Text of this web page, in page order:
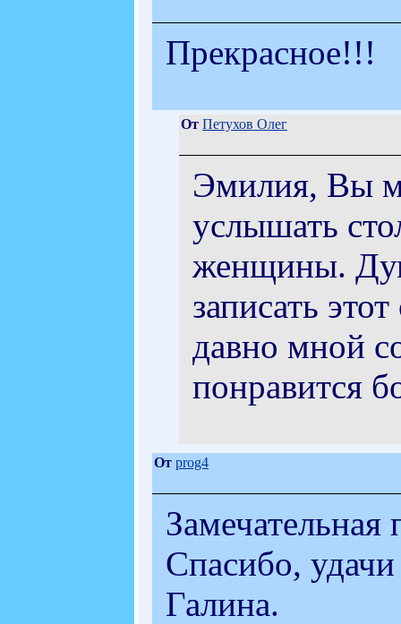
Прекрасное!!!
От Петухов Олег
Эмилия, Вы
услышать
женщины.
записать
давно мной
понравится
От prog4
Замечательная
Спасибо,
Галина.